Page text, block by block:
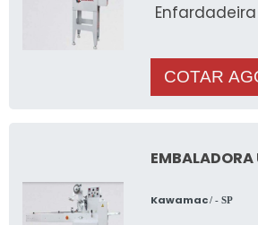
COTAR
Kawamac/ - SP